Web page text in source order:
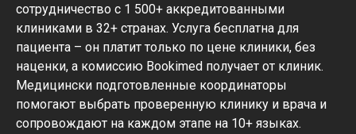
сотрудничество с 1 500+ аккредитованными
клиниками в 32+ странах. Услуга бесплатна для
пациента – он платит только по цене клиники, без
наценки, а комиссию Bookimed получает от клиник.
Медицински подготовленные координаторы
помогают выбрать проверенную клинику и врача и
сопровождают на каждом этапе на 10+ языках.